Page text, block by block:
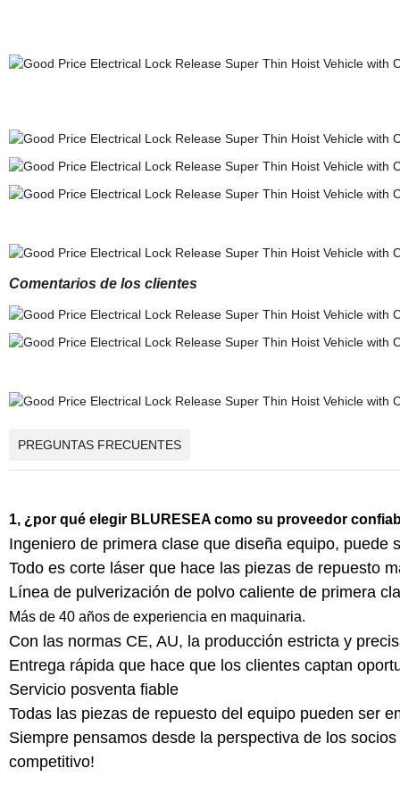
Comentarios de los clientes
PREGUNTAS FRECUENTES
1, ¿por qué elegir BLURESEA como su proveedor
Ingeniero de primera clase que diseña equipo, puede
Todo es corte láser que hace las piezas de repuesto
Línea de pulverización de polvo caliente de primera
Más de 40 años de experiencia en maquinaria.
Con las normas CE, AU, la producción estricta y
Entrega rápida que hace que los clientes captan
Servicio posventa fiable
Todas las piezas de repuesto del equipo pueden ser
Siempre pensamos desde la perspectiva de los
competitivo!